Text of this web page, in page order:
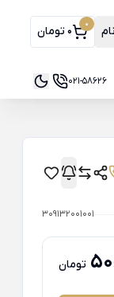
0 0 تومان
021-58626
309132001001
تومان